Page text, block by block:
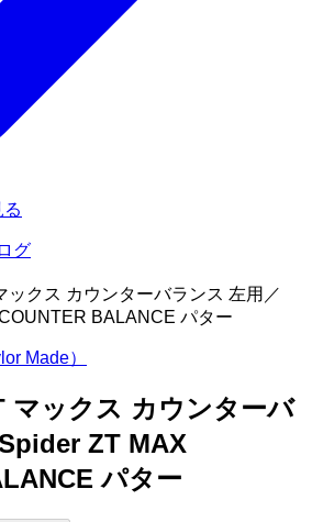
グ
ックス カウンターバランス 左用／
BALANCE パター
Made）
マックス カウンターバ
ZT MAX
パター